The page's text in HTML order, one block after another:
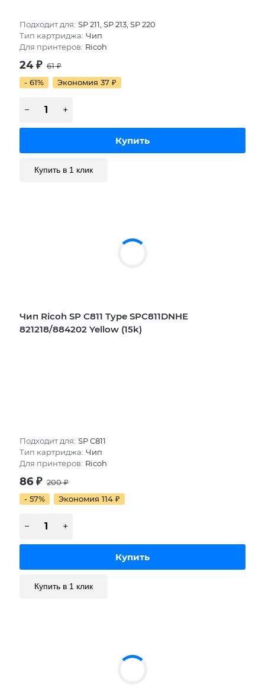
Подходит для: SP 211, SP 213, SP 220
Тип картриджа: Чип
Для принтеров: Ricoh
24₽ 61₽
- 61%
Экономия 37 ₽
Купить в 1 клик
Чип Ricoh SP C811 Type SPC811DNHE
821218/884202 Yellow (15k)
Подходит для: SP C811
Тип картриджа: Чип
Для принтеров: Ricoh
86 ₽ 200₽
- 57%
Экономия 114 ₽
Купить в 1 клик